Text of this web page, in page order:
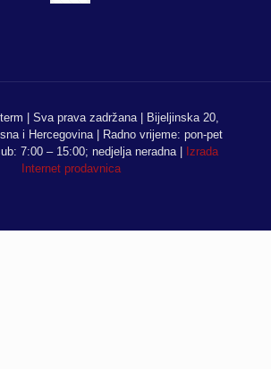
| Sva prava zadržana | Bijeljinska 20,
i Hercegovina | Radno vrijeme: pon-pet
7:00 – 15:00; nedjelja neradna |
Izrada
Internet prodavnica